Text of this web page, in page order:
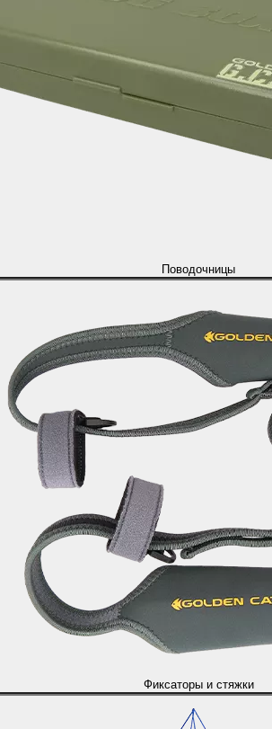
Поводочницы
Фиксаторы и стяжки